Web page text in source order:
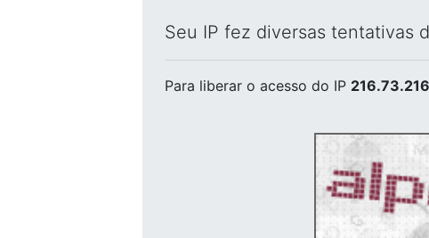
Seu IP fez diversas tentativas
Para liberar o acesso do IP